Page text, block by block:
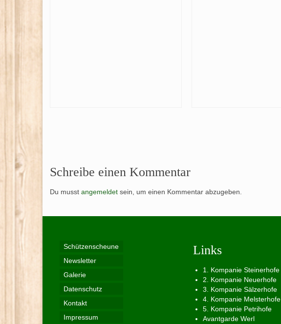
Schreibe einen Kommentar
Du musst angemeldet sein, um einen Kommentar abzugeben.
Schützenscheune
Newsletter
Galerie
Datenschutz
Kontakt
Impressum
Links
1. Kompanie Steinerhofe
2. Kompanie Neuerhofe
3. Kompanie Sälzerhofe
4. Kompanie Melsterhofe
5. Kompanie Petrihofe
Avantgarde Werl